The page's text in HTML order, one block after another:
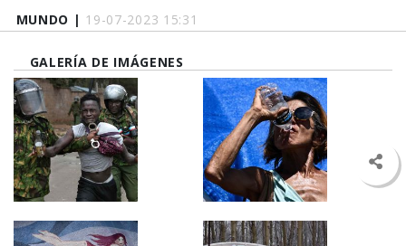
MUNDO | 19-07-2023 15:31
GALERÍA DE IMÁGENES